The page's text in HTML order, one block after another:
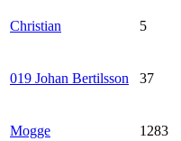
Christian 5
019 Johan Bertilsson 37
Mogge 1283